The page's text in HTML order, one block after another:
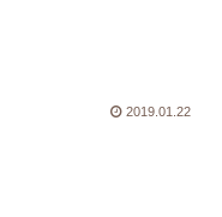
2019.01.22